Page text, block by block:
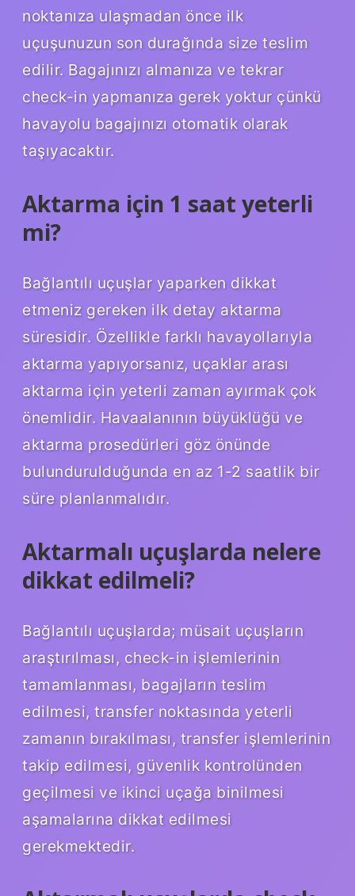
noktanıza ulaşmadan önce ilk
uçuşunuzun son durağında size teslim
edilir. Bagajınızı almanıza ve tekrar
check-in yapmanıza gerek yoktur çünkü
havayolu bagajınızı otomatik olarak
taşıyacaktır.
Aktarma için 1 saat yeterli
mi?
Bağlantılı uçuşlar yaparken dikkat
etmeniz gereken ilk detay aktarma
süresidir. Özellikle farklı havayollarıyla
aktarma yapıyorsanız, uçaklar arası
aktarma için yeterli zaman ayırmak çok
önemlidir. Havaalanının büyüklüğü ve
aktarma prosedürleri göz önünde
bulundurulduğunda en az 1-2 saatlik bir
süre planlanmalıdır.
Aktarmalı uçuşlarda nelere
dikkat edilmeli?
Bağlantılı uçuşlarda; müsait uçuşların
araştırılması, check-in işlemlerinin
tamamlanması, bagajların teslim
edilmesi, transfer noktasında yeterli
zamanın bırakılması, transfer işlemlerinin
takip edilmesi, güvenlik kontrolünden
geçilmesi ve ikinci uçağa binilmesi
aşamalarına dikkat edilmesi
gerekmektedir.